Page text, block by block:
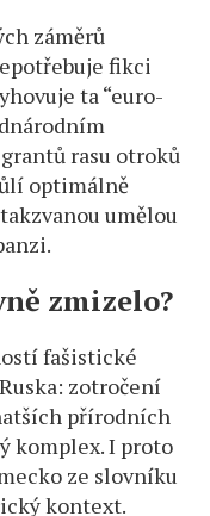
záměrů
fikci
ta “euro-
rasu otroků
optimálně
umělou
zmizelo?
fašistické
zotročení
přírodních
komplex. I proto
ze slovníku
kontext.